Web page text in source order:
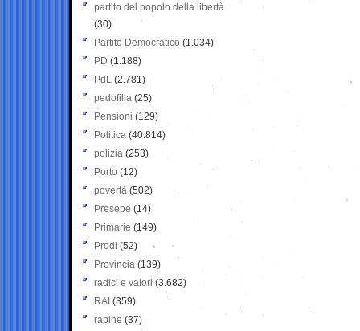
partito del popolo della libertà
(30)
Partito Democratico (1.034)
PD (1.188)
PdL (2.781)
pedofilia (25)
Pensioni (129)
Politica (40.814)
polizia (253)
Porto (12)
povertà (502)
Presepe (14)
Primarie (149)
Prodi (52)
Provincia (139)
radici e valori (3.682)
RAI (359)
rapine (37)